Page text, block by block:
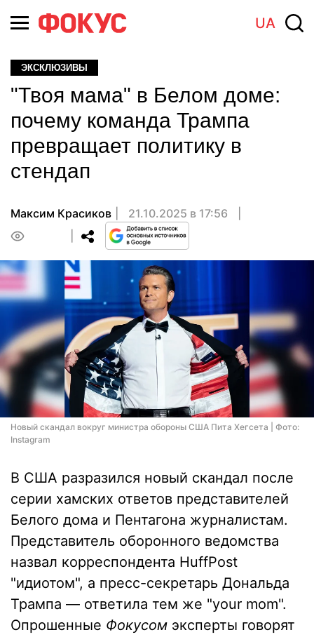
UA
ЭКСКЛЮЗИВЫ
"Твоя мама" в Белом доме:
почему команда Трампа
превращает политику в
стендап
Максим Красиков
21.10.2025 в 17:56
Новый скандал вокруг министра обороны США Пита Хегсета | Фото:
Instagram
В США разразился новый скандал после
серии хамских ответов представителей
Белого дома и Пентагона журналистам.
Представитель оборонного ведомства
назвал корреспондента HuffPost
"идиотом", а пресс-секретарь Дональда
Трампа — ответила тем же "your mom".
Опрошенные Фокусом эксперты говорят